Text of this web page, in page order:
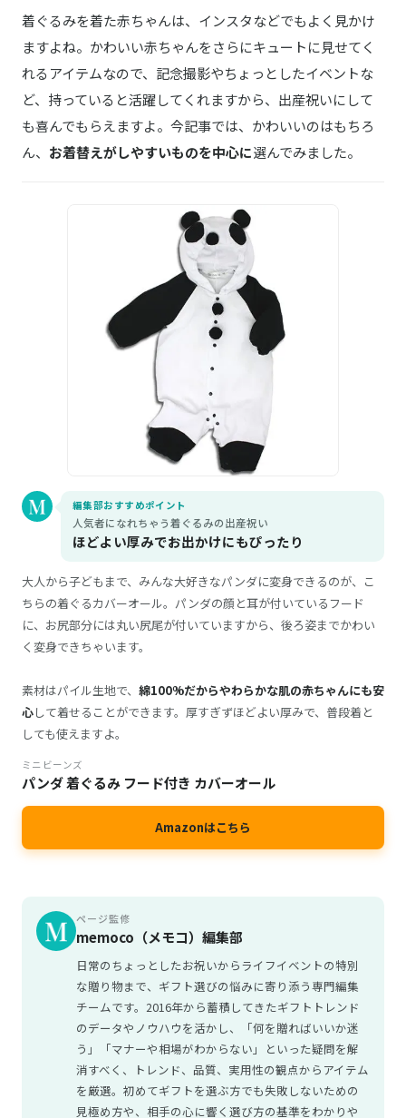
着ぐるみを着た赤ちゃんは、インスタなどでもよく見かけ
ますよね。かわいい赤ちゃんをさらにキュートに見せてく
れるアイテムなので、記念撮影やちょっとしたイベントな
ど、持っていると活躍してくれますから、出産祝いにして
も喜んでもらえますよ。今記事では、かわいいのはもちろ
ん、 お着替えがしやすいものを中心に選んでみました。
編集部おすすめポイント
人気者になれちゃう着ぐるみの出産祝い
ほどよい厚みでお出かけにもぴったり
大人から子どもまで、みんな大好きなパンダに変身できるのが、こ
ちらの着ぐるカバーオール。パンダの顔と耳が付いているフード
に、お尻部分には丸い尻尾が付いていますから、後ろ姿までかわい
く変身できちゃいます。
素材はパイル生地で、 綿100%だからやわらかな肌の赤ちゃんにも安
心して着せることができます。厚すぎずほどよい厚みで、普段着と
しても使えますよ。
ミニビーンズ
パンダ 着ぐるみ フード付き カバーオール
Amazonはこちら
ページ監修
memoco（メモコ）編集部
日常のちょっとしたお祝いからライフイベントの特別
な贈り物まで、ギフト選びの悩みに寄り添う専門編集
チームです。2016年から蓄積してきたギフトトレンド
のデータやノウハウを活かし、「何を贈ればいいか迷
う」「マナーや相場がわからない」といった疑問を解
消すべく、トレンド、品質、実用性の観点からアイテム
を厳選。初めてギフトを選ぶ方でも失敗しないための
見極め方や、相手の心に響く選び方の基準をわかりや